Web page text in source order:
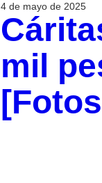
4 de mayo de 2025
mil